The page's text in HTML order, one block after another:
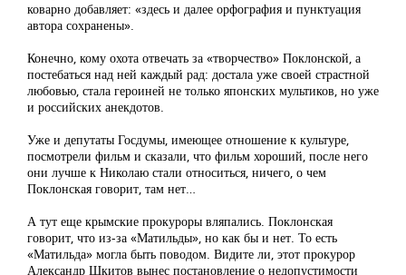
коварно добавляет: «здесь и далее орфография и пунктуация
автора сохранены».
Конечно, кому охота отвечать за «творчество» Поклонской, а
постебаться над ней каждый рад: достала уже своей страстной
любовью, стала героиней не только японских мультиков, но уже
и российских анекдотов.
Уже и депутаты Госдумы, имеющее отношение к культуре,
посмотрели фильм и сказали, что фильм хороший, после него
они лучше к Николаю стали относиться, ничего, о чем
Поклонская говорит, там нет…
А тут еще крымские прокуроры вляпались. Поклонская
говорит, что из-за «Матильды», но как бы и нет. То есть
«Матильда» могла быть поводом. Видите ли, этот прокурор
Александр Шкитов вынес постановление о недопустимости